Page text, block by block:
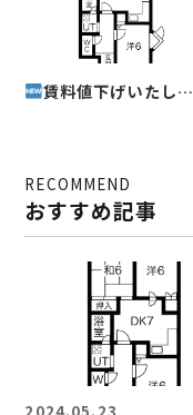
賃料値下げいたしま
RECOMMEND
おすすめ記事
2024.05.23